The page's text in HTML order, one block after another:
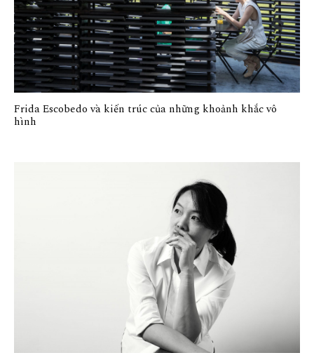
Frida Escobedo và kiến trúc của những khoảnh khắc vô
hình